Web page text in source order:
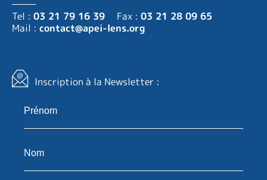
Tel : 03 21 79 16 39 Fax : 03 21 28 09 65
Mail : contact@apei-lens.org
Inscription à la Newsletter :